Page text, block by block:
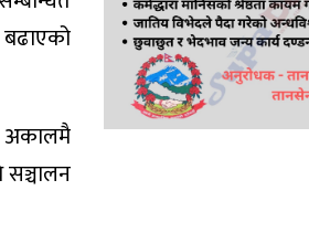
अकालमै
सञ्चालन